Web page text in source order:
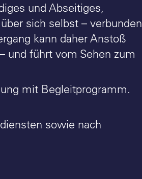
und Abseitiges,
sich selbst – verbunden
kann daher Anstoß
und führt vom Sehen zum
mit Begleitprogramm.
sowie nach